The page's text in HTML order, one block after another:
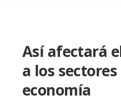
Así afectará
a los
economía